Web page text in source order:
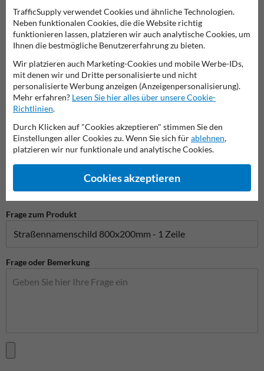
Name*
Firmenname
Telefonnummer
Frage zum Produkt
Frage oder Bemerkung
TrafficSupply verwendet Cookies und ähnliche Technologien.
Neben funktionalen Cookies, die die Website richtig
funktionieren lassen, platzieren wir auch analytische Cookies, um
Ihnen die bestmögliche Benutzererfahrung zu bieten.
Wir platzieren auch Marketing-Cookies und mobile Werbe-IDs,
mit denen wir und Dritte personalisierte und nicht
personalisierte Werbung anzeigen (Anzeigenpersonalisierung).
Mehr erfahren? Lesen Sie hier alles über unsere Cookie-
Richtlinien.
Durch Klicken auf "Cookies akzeptieren" stimmen Sie den
Einstellungen aller Cookies zu. Wenn Sie sich fürablehnen,
platzieren wir nur funktionale und analytische Cookies.
Cookies akzeptieren